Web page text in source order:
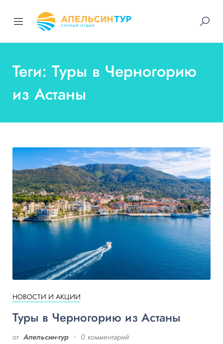
Теги: Туры в Черногорию
из Астаны
НОВОСТИ И АКЦИИ
Туры в Черногорию из Астаны
от Апельсин-тур 0 комментарий